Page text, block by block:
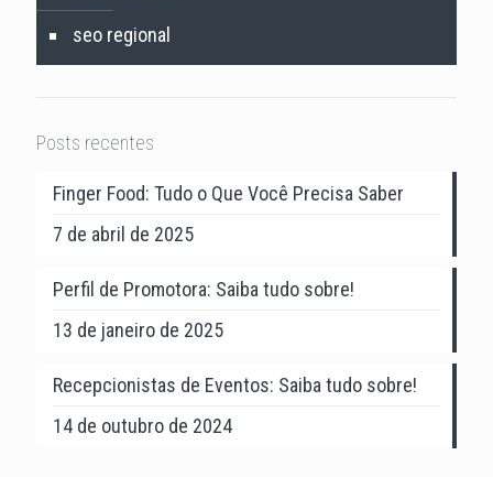
seo regional
Posts recentes
Finger Food: Tudo o Que Você Precisa Saber
7 de abril de 2025
Perfil de Promotora: Saiba tudo sobre!
13 de janeiro de 2025
Recepcionistas de Eventos: Saiba tudo sobre!
14 de outubro de 2024